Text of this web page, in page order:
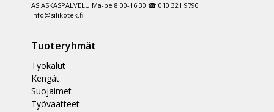
ASIASKASPALVELU Ma-pe 8.00-16.30 ☎ 010 321 9790
info@silikotek.fi
Tuoteryhmät
Työkalut
Kengät
Suojaimet
Työvaatteet